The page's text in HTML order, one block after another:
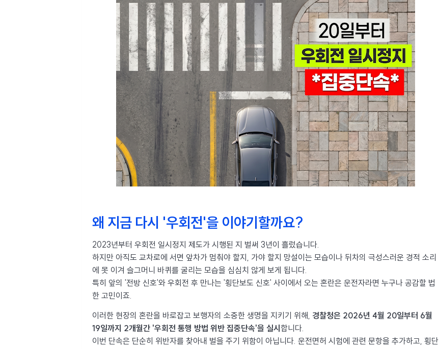
왜 지금 다시 '우회전'을 이야기할까요?
2023년부터 우회전 일시정지 제도가 시행된 지 벌써 3년이 흘렀습니다.
하지만 아직도 교차로에 서면 앞차가 멈춰야 할지, 가야 할지 망설이는 모습이나 뒤차의 극성스러운 경적 소리
에 못 이겨 슬그머니 바퀴를 굴리는 모습을 심심치 않게 보게 됩니다.
특히 앞의 '전방 신호'와 우회전 후 만나는 '횡단보도 신호' 사이에서 오는 혼란은 운전자라면 누구나 공감할 법
한 고민이죠.
이러한 현장의 혼란을 바로잡고 보행자의 소중한 생명을 지키기 위해, 경찰청은 2026년 4월 20일부터 6월
19일까지 2개월간 '우회전 통행 방법 위반 집중단속'을 실시 합니다.
이번 단속은 단순히 위반자를 찾아내 벌을 주기 위함이 아닙니다. 운전면허 시험에 관련 문항을 추가하고, 횡단